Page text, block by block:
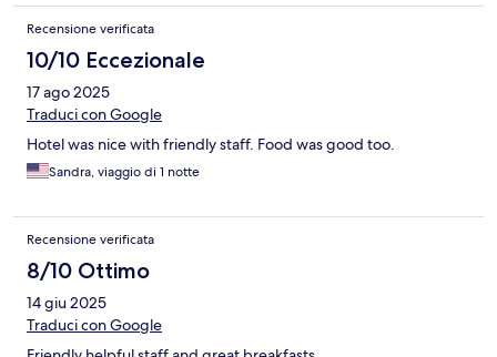
Recensione verificata
10/10 Eccezionale
17 ago 2025
Traduci con Google
Hotel was nice with friendly staff. Food was good too.
Sandra, viaggio di 1 notte
Recensione verificata
8/10 Ottimo
14 giu 2025
Traduci con Google